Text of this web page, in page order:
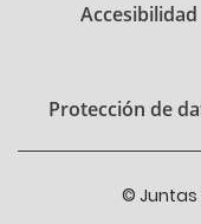
Accesibilidad
Protección de
© Juntas